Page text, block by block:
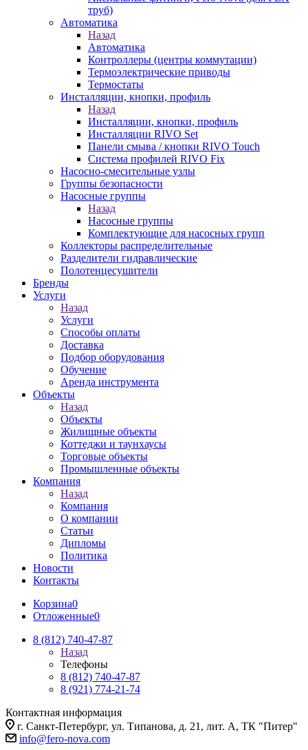
труб)
Автоматика
Назад
Автоматика
Контроллеры (центры коммутации)
Термоэлектрические приводы
Термостаты
Инсталляции, кнопки, профиль
Назад
Инсталляции, кнопки, профиль
Инсталляции RIVO Set
Панели смыва / кнопки RIVO Touch
Система профилей RIVO Fix
Насосно-смесительные узлы
Группы безопасности
Насосные группы
Назад
Насосные группы
Комплектующие для насосных групп
Коллекторы распределительные
Разделители гидравлические
Полотенцесушители
Бренды
Услуги
Назад
Услуги
Способы оплаты
Доставка
Подбор оборудования
Обучение
Аренда инструмента
Объекты
Назад
Объекты
Жилищные объекты
Коттеджи и таунхаусы
Торговые объекты
Промышленные объекты
Компания
Назад
Компания
О компании
Статьи
Дипломы
Политика
Новости
Контакты
Корзина0
Отложенные0
8 (812) 740-47-87
Назад
Телефоны
8 (812) 740-47-87
8 (921) 774-21-74
Контактная информация
г. Санкт-Петербург, ул. Типанова, д. 21, лит. А, ТК "Питер"
info@fero-nova.com